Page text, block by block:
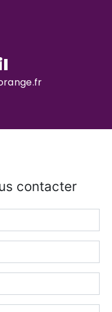
contacter